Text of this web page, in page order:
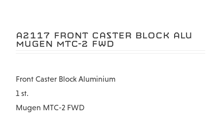
A2117 FRONT CASTER BLOCK ALU
MUGEN MTC-2 FWD
Front Caster Block Aluminium
1 st.
Mugen MTC-2 FWD